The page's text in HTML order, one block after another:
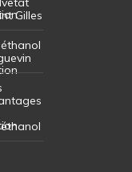
Gilles